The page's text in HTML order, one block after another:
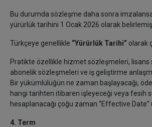
Bu durumda sözleşme daha sonra
yürürlük tarihini 1 Ocak 2026 olarak
Türkçeye genellikle “Yürürlük Tarihi” olarak
Pratikte özellikle hizmet sözleşmeleri, lisans
abonelik sözleşmeleri ve iş geliştirme
Bir yükümlülüğün ne zaman başlayacağı,
hangi tarihten itibaren işleyeceği veya fesih
hesaplanacağı çoğu zaman “Effective
4. Term